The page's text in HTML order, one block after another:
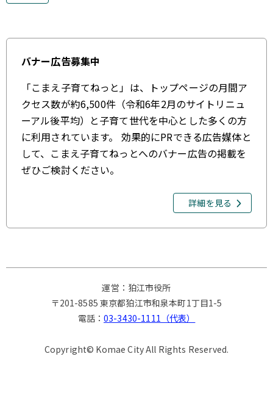
バナー広告募集中
「こまえ子育てねっと」は、トップページの月間ア
クセス数が約6,500件（令和6年2月のサイトリニュ
ーアル後平均）と子育て世代を中心とした多くの方
に利用されています。 効果的にPRできる広告媒体と
して、こまえ子育てねっとへのバナー広告の掲載を
ぜひご検討ください。
詳細を見る
運営：狛江市役所
〒201-8585 東京都狛江市和泉本町1丁目1-5
電話：03-3430-1111（代表）
Copyright© Komae City All Rights Reserved.